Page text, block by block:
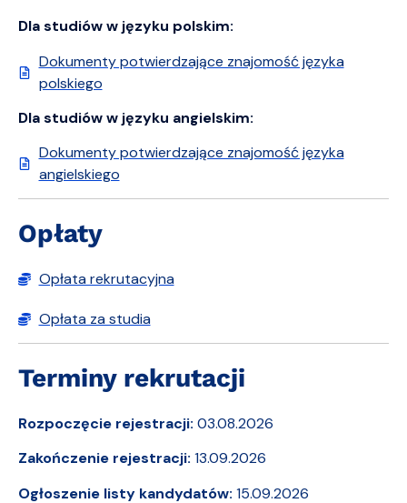
Dla studiów w języku polskim:
Dokumenty potwierdzające znajomość języka
polskiego
Dla studiów w języku angielskim:
Dokumenty potwierdzające znajomość języka
angielskiego
Opłaty
Opłata rekrutacyjna
Opłata za studia
Terminy rekrutacji
Rozpoczęcie rejestracji: 03.08.2026
Zakończenie rejestracji: 13.09.2026
Ogłoszenie listy kandydatów: 15.09.2026